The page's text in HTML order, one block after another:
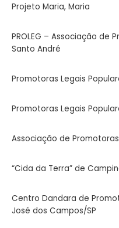
Projeto Maria, Maria
PROLEG – Associação de
Santo André
Promotoras Legais
Promotoras Legais
Associação de
“Cida da Terra” de
Centro Dandara de
José dos Campos/SP